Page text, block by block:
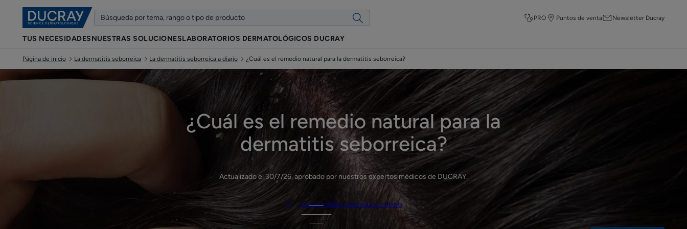
PRO Puntos de venta Newsletter Ducray
TUS NECESIDADESNUESTRAS SOLUCIONESLABORATORIOS DERMATOLÓGICOS DUCRAY
Página de inicio La dermatitis seborreica La dermatitis seborreica a diario ¿Cuál es el remedio natural para la dermatitis seborreica?
¿Cuál es el remedio natural para la
dermatitis seborreica?
Actualizado el30/7/26, aprobado por nuestros expertos médicos de DUCRAY.
La dermatitis seborreica a diario